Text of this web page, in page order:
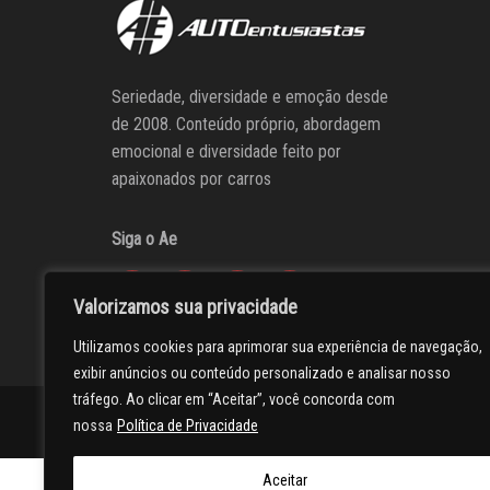
Valorizamos sua privacidade
Utilizamos cookies para aprimorar sua experiência de navegação,
exibir anúncios ou conteúdo personalizado e analisar nosso
tráfego. Ao clicar em “Aceitar”, você concorda com
nossa Política de Privacidade
Aceitar
Seriedade, diversidade e emoção desde
de 2008. Conteúdo próprio, abordagem
emocional e diversidade feito por
apaixonados por carros
Siga o Ae
AUTOentusiastas Editores